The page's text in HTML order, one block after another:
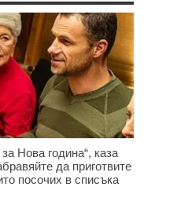
Нова година“, каза
да приготвите
посочих в списъка